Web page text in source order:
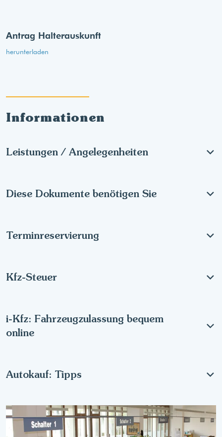
Informationen
Leistungen / Angelegenheiten
Diese Dokumente benötigen Sie
Terminreservierung
Kfz-Steuer
i-Kfz: Fahrzeugzulassung bequem
online
Autokauf: Tipps
Antrag Halterauskunft
herunterladen